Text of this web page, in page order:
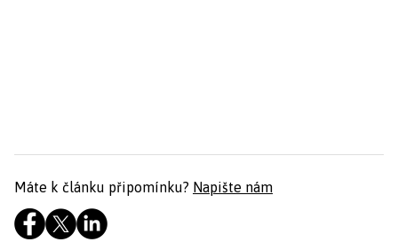
Máte k článku připomínku? Napište nám